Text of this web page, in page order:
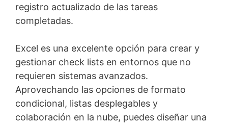
registro actualizado de las tareas
completadas.
Excel es una excelente opción para crear y
gestionar check lists en entornos que no
requieren sistemas avanzados.
Aprovechando las opciones de formato
condicional, listas desplegables y
colaboración en la nube, puedes diseñar una